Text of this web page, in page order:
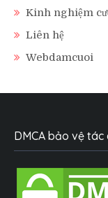
Kinh nghiệm
Liên hệ
Webdamcuoi
DMCA bảo vệ